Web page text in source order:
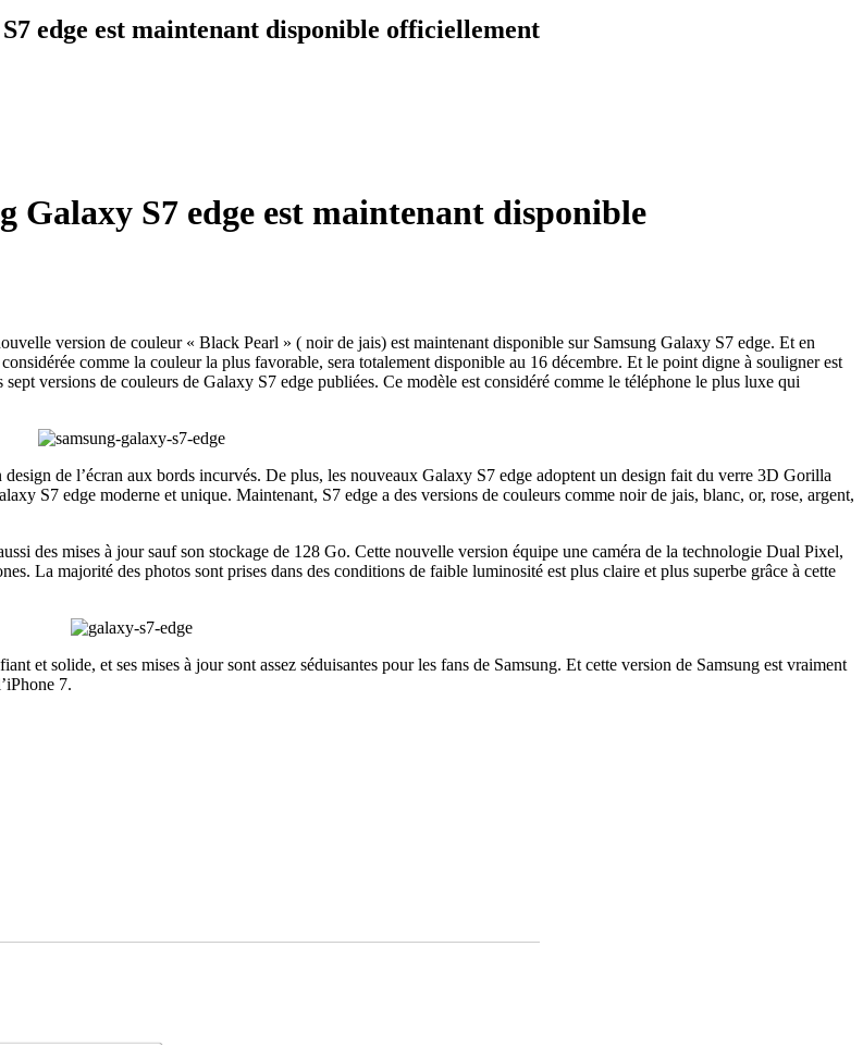
edge est maintenant disponible officiellement
Galaxy S7 edge est maintenant disponible
version de couleur « Black Pearl » ( noir de jais) est maintenant disponible sur Samsung Galaxy S7 edge. Et en
comme la couleur la plus favorable, sera totalement disponible au 16 décembre. Et le point digne à souligner est
versions de couleurs de Galaxy S7 edge publiées. Ce modèle est considéré comme le téléphone le plus luxe qui
de l’écran aux bords incurvés. De plus, les nouveaux Galaxy S7 edge adoptent un design fait du verre 3D Gorilla
S7 edge moderne et unique. Maintenant, S7 edge a des versions de couleurs comme noir de jais, blanc, or, rose, argent,
des mises à jour sauf son stockage de 128 Go. Cette nouvelle version équipe une caméra de la technologie Dual Pixel,
La majorité des photos sont prises dans des conditions de faible luminosité est plus claire et plus superbe grâce à cette
et solide, et ses mises à jour sont assez séduisantes pour les fans de Samsung. Et cette version de Samsung est vraiment
7.